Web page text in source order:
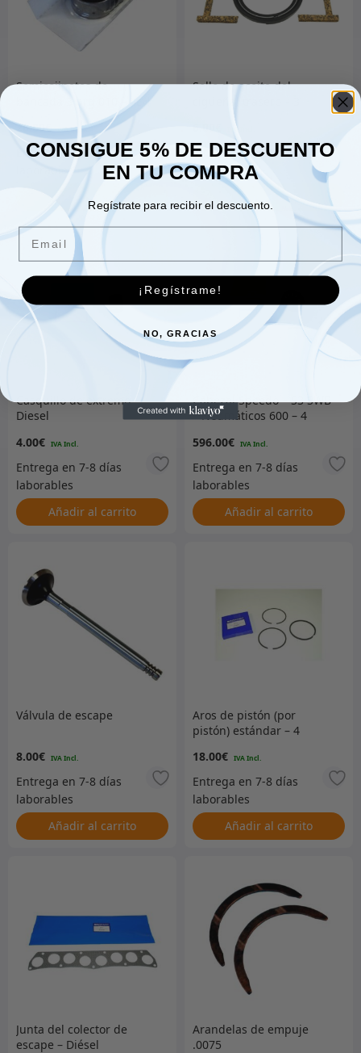
Semicojinetes de
bancada 3 brg 010 – 4cyl
Gasolina y Diesel
26.00€
Añadir al carrito
Sello de aceite del
rodamientos – 542492
Añadir al carrito
Casquillo de extremo –
Diesel
4.00€
Añadir al carrito
Cabezal Speedo – S3 SWB
– Neumáticos 600 – 4
596.00€
Añadir al carrito
Válvula de escape
8.00€
Añadir al carrito
Aros de pistón (por
pistón) estándar – 4
18.00€
Añadir al carrito
Junta del colector de
escape – Diésel
Arandelas de empuje
.0075
CONSIGUE 5% DE DESCUENTO
EN TU COMPRA
Regístrate para recibir el descuento.
¡Regístrame!
NO, GRACIAS